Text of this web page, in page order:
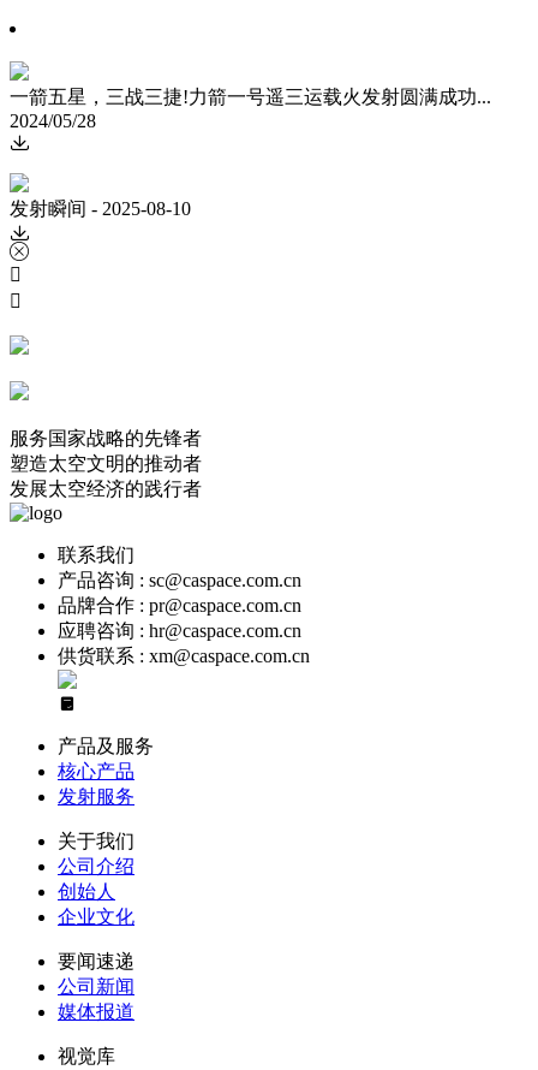
一箭五星，三战三捷!力箭一号遥三运载火发射圆满成功...
2024/05/28

发射瞬间 - 2025-08-10




服务国家战略的先锋者
塑造太空文明的推动者
发展太空经济的践行者
联系我们
产品咨询 : sc@caspace.com.cn
品牌合作 : pr@caspace.com.cn
应聘咨询 : hr@caspace.com.cn
供货联系 : xm@caspace.com.cn
产品及服务
核心产品
发射服务
关于我们
公司介绍
创始人
企业文化
要闻速递
公司新闻
媒体报道
视觉库